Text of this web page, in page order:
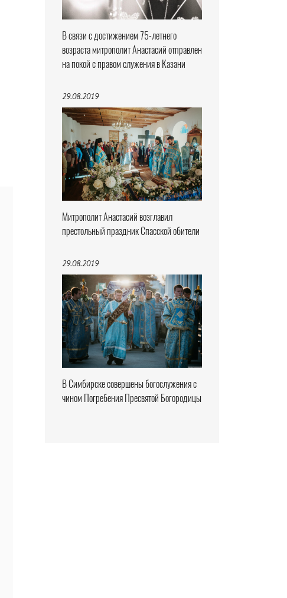
В связи с достижением 75-летнего
возраста митрополит Анастасий отправлен
на покой с правом служения в Казани
29.08.2019
Митрополит Анастасий возглавил
престольный праздник Спасской обители
29.08.2019
В Симбирске совершены богослужения с
чином Погребения Пресвятой Богородицы